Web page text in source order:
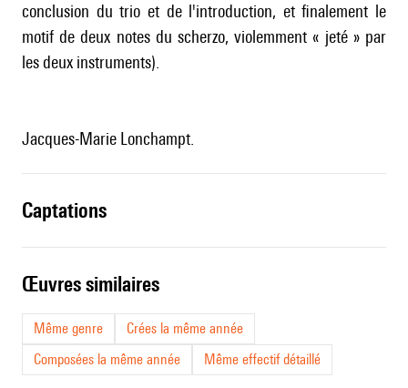
conclusion du trio et de l'introduction, et finalement le
motif de deux notes du scherzo, violemment « jeté » par
les deux instruments).
Jacques-Marie Lonchampt.
captations
œuvres similaires
Même genre
Crées la même année
Composées la même année
Même effectif détaillé